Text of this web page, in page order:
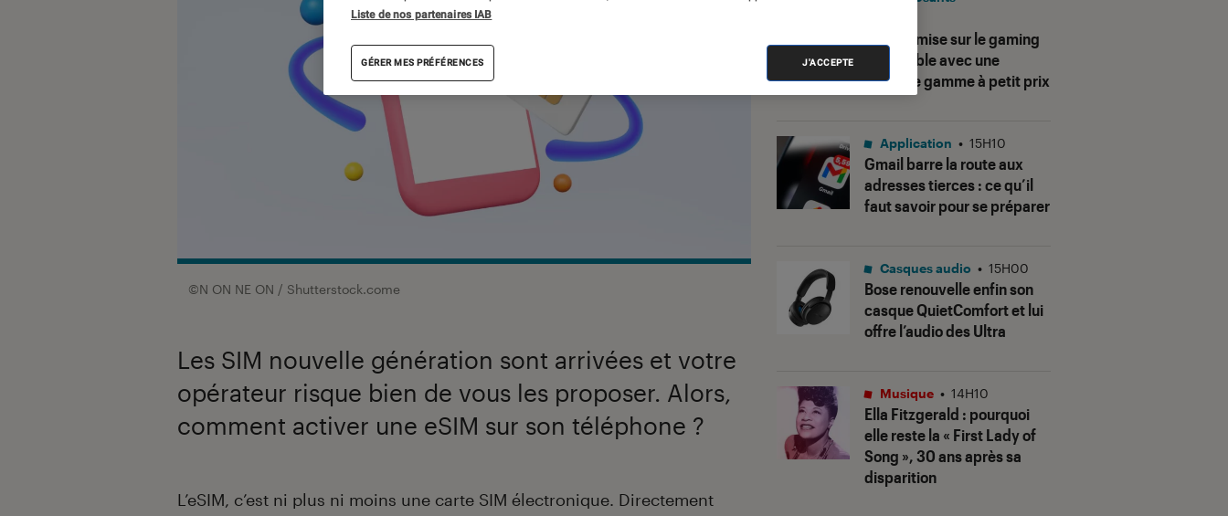
©N ON NE ON / Shutterstock.come
Les SIM nouvelle génération sont arrivées et votre
opérateur risque bien de vous les proposer. Alors,
comment activer une eSIM sur son téléphone ?
Introduction
L’eSIM, c’est ni plus ni moins une carte SIM électronique. Directement
Corsair mise sur le gaming
accessible avec une
nouvelle gamme à petit prix
Gmail barre la route aux
adresses tierces : ce qu’il
faut savoir pour se préparer
Application • 15H10
Bose renouvelle enfin son
casque QuietComfort et lui
offre l’audio des Ultra
Casques audio • 15H00
Ella Fitzgerald : pourquoi
elle reste la « First Lady of
Song », 30 ans après sa
disparition
Musique • 14H10
Liste de nos partenaires IAB
GÉRER MES PRÉFÉRENCES J'ACCEPTE